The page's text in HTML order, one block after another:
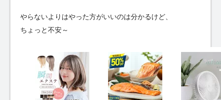
やらないよりはやった方がいいのは分かるけど、
ちょっと不安～